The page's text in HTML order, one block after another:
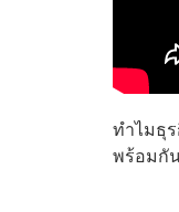
ทำไมธุ
พร้อมกั